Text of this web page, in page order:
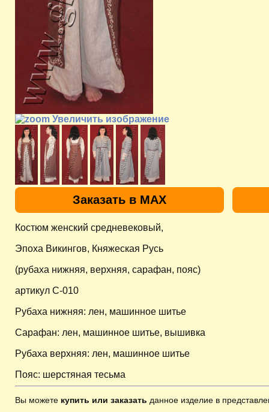
Увеличить изображение
Заказать в MAX
Костюм женский средневековый,
Эпоха Викингов, Княжеская Русь
(рубаха нижняя, верхняя, сарафан, пояс)
артикул C-010
Рубаха нижняя: лен, машинное шитье
Сарафан: лен, машинное шитье, вышивка
Рубаха верхняя: лен, машинное шитье
Пояс: шерстяная тесьма
Вы можете купить или заказать данное изделие в